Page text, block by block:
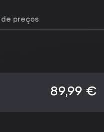
de preços
89,99 €